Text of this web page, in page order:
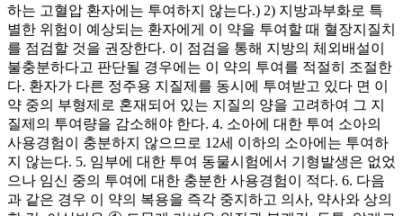
하는 고혈압 환자에는 투여하지 않는다.) 2) 지방과부화로 특
별한 위험이 예상되는 환자에게 이 약을 투여할 때 혈장지질치
를 점검할 것을 권장한다. 이 점검을 통해 지방의 체외배설이
불충분하다고 판단될 경우에는 이 약의 투여를 적절히 조절한
다. 환자가 다른 정주용 지질제를 동시에 투여받고 있다 면 이
약 중의 부형제로 혼재되어 있는 지질의 양을 고려하여 그 지
질제의 투여량을 감소해야 한다. 4. 소아에 대한 투여 소아의
사용경험이 충분하지 않으므로 12세 이하의 소아에는 투여하
지 않는다. 5. 임부에 대한 투여 동물시험에서 기형발생은 없었
으나 임신 중의 투여에 대한 충분한 사용경험이 적다. 6. 다음
과 같은 경우 이 약의 복용을 즉각 중지하고 의사, 약사와 상의